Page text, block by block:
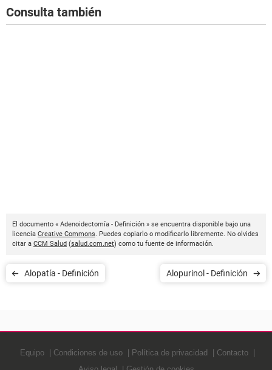
Consulta también
El documento « Adenoidectomía - Definición » se encuentra disponible bajo una
licencia Creative Commons. Puedes copiarlo o modificarlo libremente. No olvides
citar a CCM Salud (salud.ccm.net) como tu fuente de información.
Alopatía - Definición Alopurinol - Definición
Equipo Condiciones de uso Política de privacidad
Contacto